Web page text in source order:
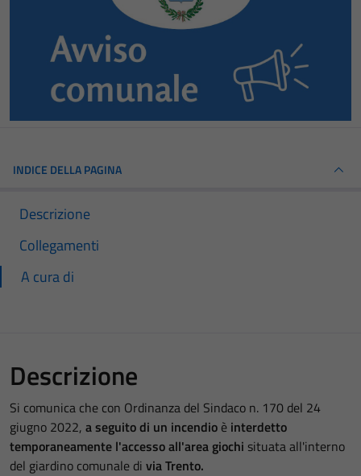
INDICE DELLA PAGINA
Descrizione
Collegamenti
A cura di
Descrizione
Si comunica che con Ordinanza del Sindaco n. 170 del 24
giugno 2022, a seguito di un incendio è interdetto
temporaneamente l'accesso all'area giochi situata all'interno
del giardino comunale di via Trento.